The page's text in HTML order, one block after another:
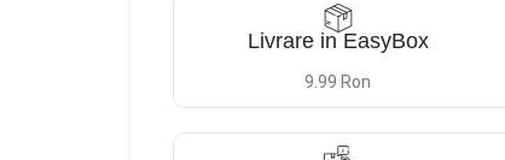
Livrare in EasyBox
9.99 Ron